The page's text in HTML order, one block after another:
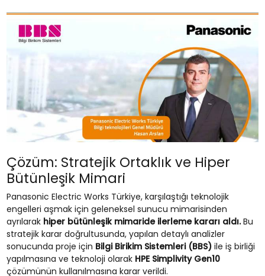
Çözüm: Stratejik Ortaklık ve Hiper
Bütünleşik Mimari
Panasonic Electric Works Türkiye, karşılaştığı teknolojik
engelleri aşmak için geleneksel sunucu mimarisinden
ayrılarak hiper bütünleşik mimaride ilerleme kararı aldı.Bu
stratejik karar doğrultusunda, yapılan detaylı analizler
sonucunda proje için Bilgi Birikim Sistemleri (BBS)ile iş birliği
yapılmasına ve teknoloji olarak HPE Simplivity Gen10
çözümünün kullanılmasına karar verildi.